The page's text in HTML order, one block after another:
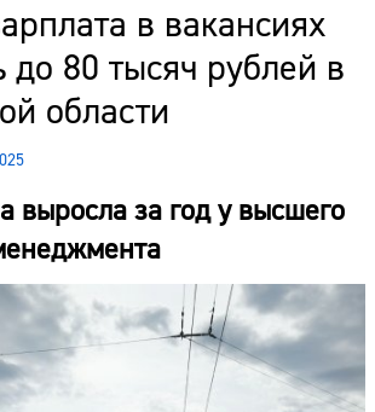
в вакансиях
до 80 тысяч рублей в
области
выросла за год у высшего